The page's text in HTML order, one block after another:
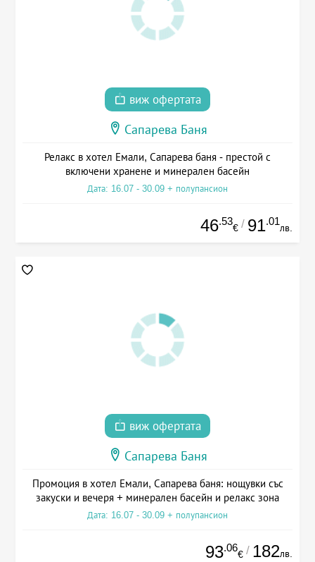
виж офертата
Сапарева Баня
Релакс в хотел Емали, Сапарева баня - престой с
включени хранене и минерален басейн
Дата: 16.07 - 30.09 + полупансион
46.53
€ / 91.01
лв.
виж офертата
Сапарева Баня
Промоция в хотел Емали, Сапарева баня: нощувки със
закуски и вечеря + минерален басейн и релакс зона
Дата: 16.07 - 30.09 + полупансион
93.06
€ / 182лв.